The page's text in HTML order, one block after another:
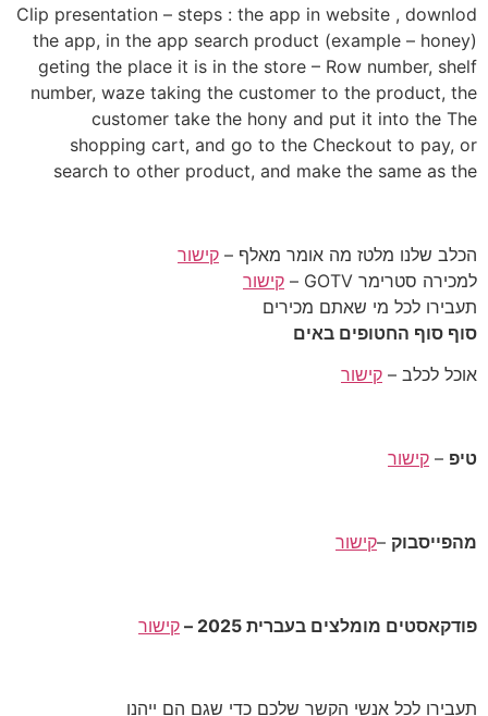
Clip presentation – steps : the app in website , downlod
the app, in the app search product (example – honey)
geting the place it is in the store – Row number, shelf
number, waze taking the customer to the product, the
customer take the hony and put it into the The
shopping cart, and go to the Checkout to pay, or
search to other product, and make the same as the
הכלב שלנו מלטז מה אומר מאלף – קישור
למכירה סטרימר GOTV –
קישור
תעבירו לכל מי שאתם מכירים
סוף סוף החטופים באים
אוכל לכלב – קישור
טיפ – קישור
מהפייסבוק –קישור
פודקאסטים מומלצים בעברית 2025 – קישור
תעבירו לכל אנשי הקשר שלכם כדי שגם הם ייהנו